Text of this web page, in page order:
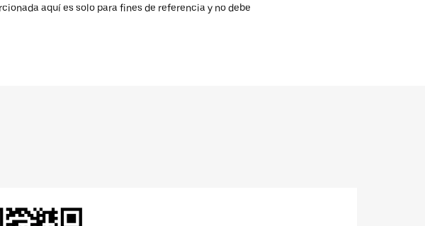
aquí es solo para fines de referencia y no debe